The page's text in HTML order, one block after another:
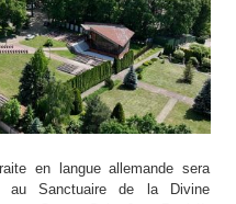
en langue allemande sera
au Sanctuaire de la Divine